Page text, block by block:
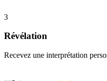
3
Révélation
Recevez une interprétation